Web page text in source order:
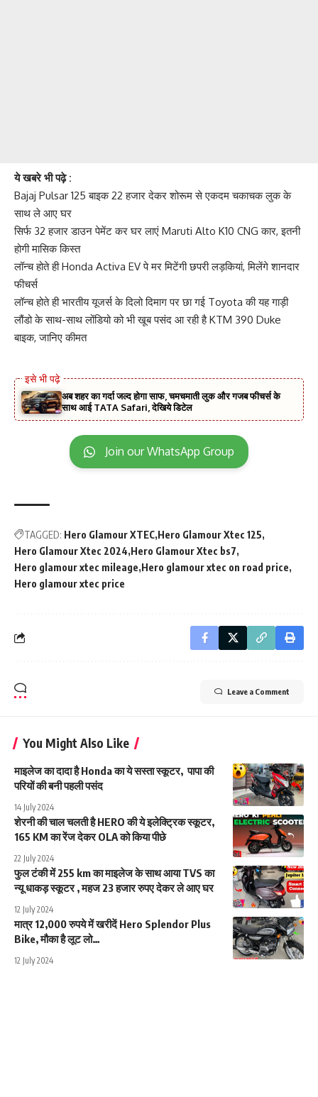
ये खबरे भी पढ़े :
Bajaj Pulsar 125 बाइक 22 हजार देकर शोरूम से एकदम चकाचक लुक के
साथ ले आए घर
सिर्फ 32 हजार डाउन पेमेंट कर घर लाएं Maruti Alto K10 CNG कार, इतनी
होगी मासिक किस्त
लॉन्च होते ही Honda Activa EV पे मर मिटेंगी छपरी लड़कियां, मिलेंगे शानदार
फीचर्स
लॉन्च होते ही भारतीय यूजर्स के दिलो दिमाग पर छा गई Toyota की यह गाड़ी
लौंडो के साथ-साथ लोंडियो को भी खूब पसंद आ रही है KTM 390 Duke
बाइक, जानिए कीमत
अब शहर का गर्दा जल्द होगा साफ, चमचमाती लुक और गजब फीचर्स के
साथ आई TATA Safari, देखिये डिटेल
Join our WhatsApp Group
TAGGED: Hero Glamour XTEC Hero Glamour Xtec 125
Hero Glamour Xtec 2024 Hero Glamour Xtec bs7
Hero glamour xtec mileage Hero glamour xtec on road price
Hero glamour xtec price
Leave a Comment
You Might Also Like
माइलेज का दादा है Honda का ये सस्ता स्कूटर, पापा की
परियों की बनी पहली पसंद
14 July 2024
शेरनी की चाल चलती है HERO की ये इलेक्ट्रिक स्कूटर,
165 KM का रेंज देकर OLA को किया पीछे
22 July 2024
फुल टंकी में 255 km का माइलेज के साथ आया TVS का
न्यू धाकड़ स्कूटर , महज 23 हजार रुपए देकर ले आए घर
12 July 2024
मात्र 12,000 रुपये में खरीदें Hero Splendor Plus
Bike, मौका है लूट लो…
12 July 2024